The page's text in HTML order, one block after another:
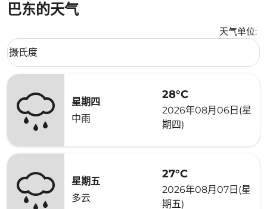
巴东的天气
天气单位:
Weather unit option 摄氏度 Selected
摄氏度
keyboard_arrow_down
星期四
中雨
28°C
2026年08月06日(星
期四)
星期五
多云
27°C
2026年08月07日(星
期五)